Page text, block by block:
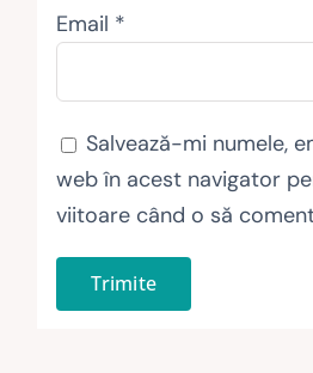
Email *
Salvează-mi numele,
web în acest navigator
viitoare când o să